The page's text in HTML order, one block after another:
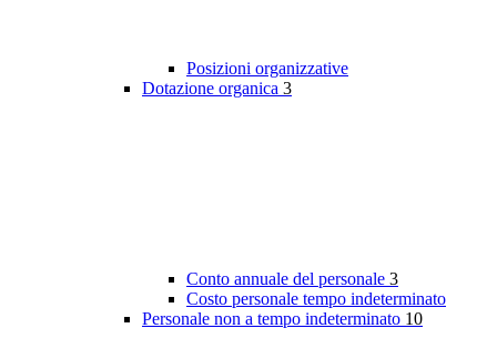
Posizioni organizzative
Dotazione organica 3
Conto annuale del personale 3
Costo personale tempo indeterminato
Personale non a tempo indeterminato 10